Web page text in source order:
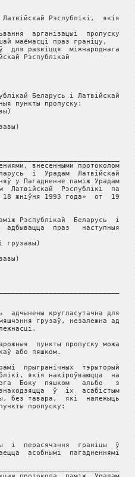
Рэспублiкi,  якiя
арганiзацыi  пропуску
маёмасцi праз гранiцу,
для развiцця  мiжнароднага
Рэспублiкай
Беларусь і Латвійскай
пункты пропуску:
внесенными протоколом
і  Урадам  Латвійскай
у Пагадненне паміж Урадам
Латвійскай  Рэспублікі  па
жніўня 1993 года»  от  19
Рэспублікай  Беларусь  і
адбывацца  праз   наступныя
грузавы)
адчынены кругласутачна для
грузаў, незалежна ад
пункты пропуску можа
або пяшком.
прыгранічных  тэрыторый
якія накіроўваюцца  на
Боку  пяшком   альбо   з
ў  іх  асабістым
без тавара,  які  належыць
пропуску:
і  перасячэння  граніцы  ў
асобнымі  пагадненнямі